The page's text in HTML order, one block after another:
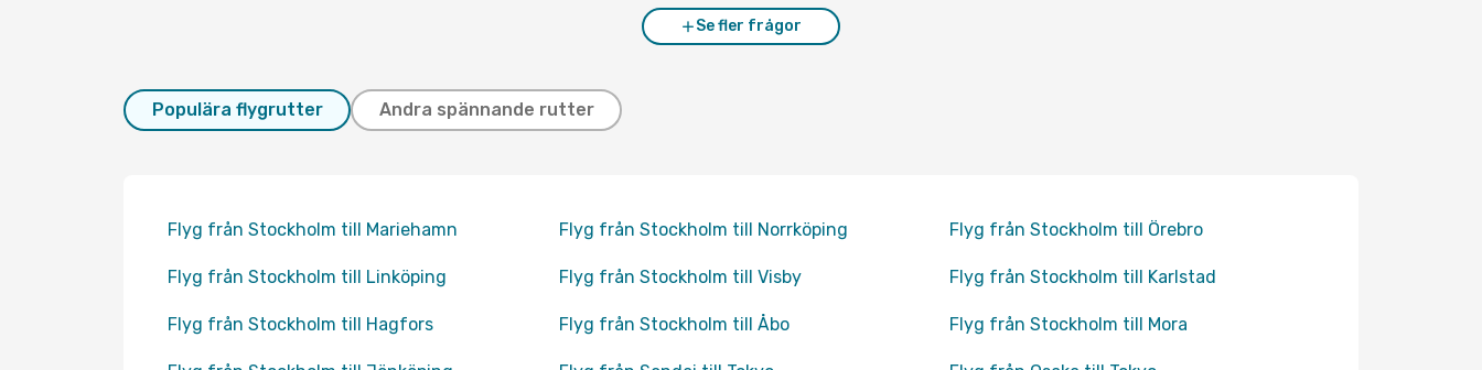
Se fler frågor
Populära flygrutter Andra spännande rutter
Flyg från Stockholm till Mariehamn Flyg från Stockholm till Norrköping Flyg från Stockholm till Örebro
Flyg från Stockholm till Linköping Flyg från Stockholm till Visby Flyg från Stockholm till Karlstad
Flyg från Stockholm till Hagfors Flyg från Stockholm till Åbo Flyg från Stockholm till Mora